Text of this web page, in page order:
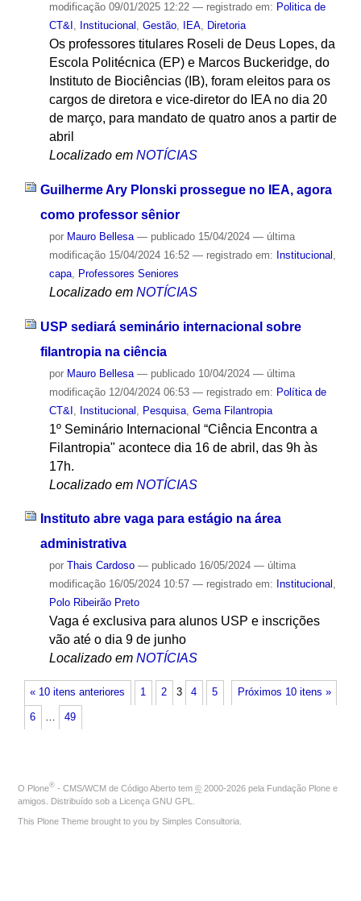
modificação09/01/2025 12:22 — registrado em: Politica de
CT&I , Institucional , Gestão, IEA, Diretoria
Os professores titulares Roseli de Deus Lopes, da
Escola Politécnica (EP) e Marcos Buckeridge, do
Instituto de Biociências (IB), foram eleitos para os
cargos de diretora e vice-diretor do IEA no dia 20
de março, para mandato de quatro anos a partir de
abril
Localizado em NOTÍCIAS
Guilherme Ary Plonski prossegue no IEA, agora
como professor sênior
por Mauro Bellesa — publicado15/04/2024 — última
modificação15/04/2024 16:52 — registrado em: Institucional
capa, Professores Seniores
Localizado em NOTÍCIAS
USP sediará seminário internacional sobre
filantropia na ciência
por Mauro Bellesa — publicado10/04/2024 — última
modificação12/04/2024 06:53 — registrado em: Política de
CT&I
Institucional Pesquisa, Gema Filantropia
1º Seminário Internacional “Ciência Encontra a
Filantropia" acontece dia 16 de abril, das 9h às
17h.
Localizado em NOTÍCIAS
Instituto abre vaga para estágio na área
administrativa
por Thais Cardoso — publicado16/05/2024 — última
modificação16/05/2024 10:57 — registrado em: Institucional ,
Polo Ribeirão Preto
Vaga é exclusiva para alunos USP e inscrições
vão até o dia 9 de junho
Localizado em NOTÍCIAS
« 10 itens anteriores Próximos 10 itens »
1 2 3 4 5
6 … 49
O Plone® - CMS/WCM de Código Aberto tem © 2000-2026 pela Fundação Plone e
amigos. Distribuído sob a Licença GNU GPL
This Plone Theme brought to you by Simples Consultoria